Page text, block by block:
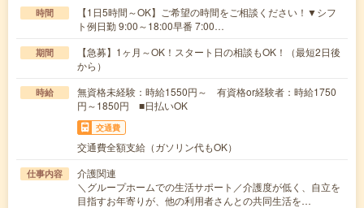
時間
【1日5時間～OK】ご希望の時間をご相談ください！▼シフ
ト例日勤 9:00～18:00早番 7:00…
期間
【急募】1ヶ月～OK！スタート日の相談もOK！（最短2日後
から）
時給
無資格未経験：時給1550円～ 有資格or経験者：時給1750
円～1850円 ■日払いOK
交通費
交通費全額支給（ガソリン代もOK）
仕事内容
介護関連
＼グループホームでの生活サポート／介護度が低く、自立を
目指すお年寄りが、他の利用者さんとの共同生活を…